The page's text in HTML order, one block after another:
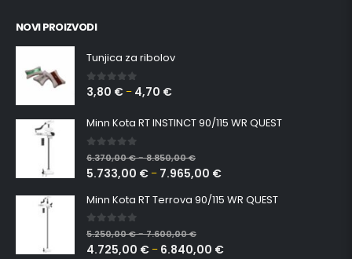
NOVI PROIZVODI
Tunjica za ribolov
0 out of 5
3,80 € – 4,70 €
Minn Kota RT INSTINCT 90/115 WR QUEST
0 out of 5
6.370,00€–8.850,00€
5.733,00 € – 7.965,00 €
Minn Kota RT Terrova 90/115 WR QUEST
0 out of 5
5.250,00€–7.600,00€
4.725,00 € – 6.840,00 €